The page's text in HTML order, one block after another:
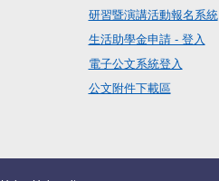
研習暨演講活動報名系統
生活助學金申請 - 登入
電子公文系統登入
公文附件下載區